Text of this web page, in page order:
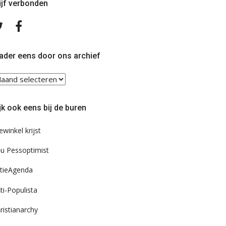
verbonden
Volg
TwitterFacebook
eens door ons archief
ook eens bij de buren
krijst
Pessoptimist
Populista